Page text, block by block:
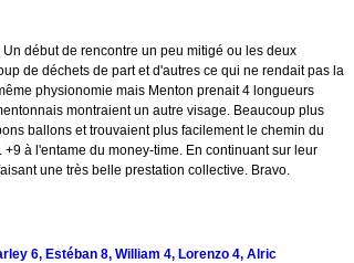
début de rencontre un peu mitigé ou les deux
de déchets de part et d'autres ce qui ne rendait pas la
physionomie mais Menton prenait 4 longueurs
montraient un autre visage. Beaucoup plus
ballons et trouvaient plus facilement le chemin du
à l'entame du money-time. En continuant sur leur
une très belle prestation collective. Bravo.
6, Estéban 8, William 4, Lorenzo 4, Alric